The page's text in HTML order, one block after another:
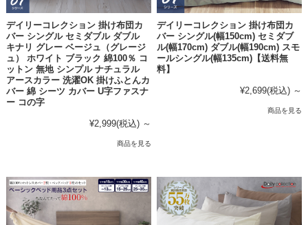
デイリーコレクション 掛け布団カ
バー シングル セミダブル ダブル
キナリ グレー ベージュ（グレージ
ュ） ホワイト ブラック 綿100％ コ
ットン 無地 シンプル ナチュラル
アースカラー 洗濯OK 掛けふとんカ
バー 綿 シーツ カバー U字ファスナ
ー コの字
¥2,999(税込) ～
商品を見る
デイリーコレクション 掛け布団カ
バー シングル(幅150cm) セミダブ
ル(幅170cm) ダブル(幅190cm) スモ
ールシングル(幅135cm)【送料無
料】
¥2,699(税込) ～
商品を見る